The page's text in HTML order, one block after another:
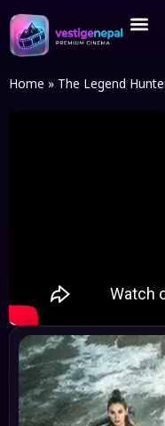
Home » The Legend